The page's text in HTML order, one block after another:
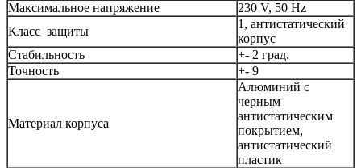
Максимальное напряжение
230 V, 50 Hz
Класс защиты
1, антистатический
корпус
Стабильность
+- 2 град.
Точность
+- 9
Материал корпуса
Алюминий с
черным
антистатическим
покрытием,
антистатический
пластик